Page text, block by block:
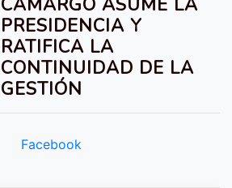
CAMARGO ASUME LA
PRESIDENCIA Y
RATIFICA LA
CONTINUIDAD DE LA
GESTIÓN
Facebook